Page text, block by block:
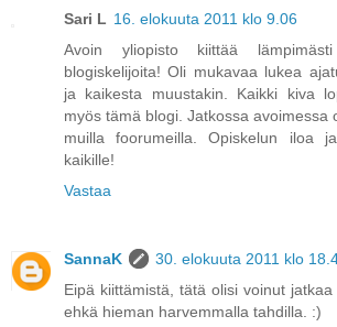
Sari L 16. elokuuta 2011 klo 9.06
Avoin yliopisto kiittää
blogiskelijoita! Oli mukavaa lukea
ja kaikesta muustakin. Kaikki kiva
myös tämä blogi. Jatkossa avoimessa
muilla foorumeilla. Opiskelun iloa
kaikille!
Vastaa
SannaK
30. elokuuta 2011 klo
Eipä kiittämistä, tätä olisi voinut
ehkä hieman harvemmalla tahdilla. :)